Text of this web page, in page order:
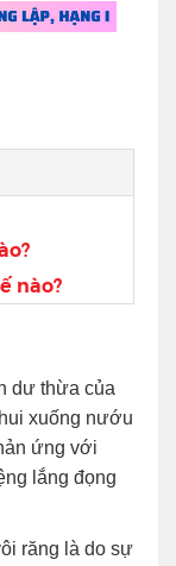
nào?
dư thừa của
xuống nướu
ứng với
lắng đọng
răng là do sự